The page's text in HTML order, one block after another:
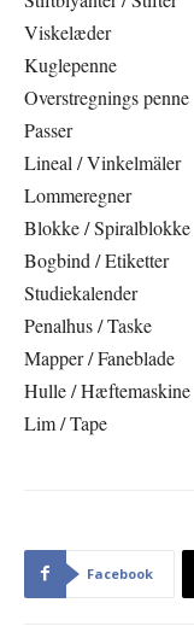
Viskelæder
Kuglepenne
Overstregnings penne
Passer
Lineal / Vinkelmäler
Lommeregner
Blokke / Spiralblokke
Bogbind / Etiketter
Studiekalender
Penalhus / Taske
Mapper / Faneblade
Hulle / Hæftemaskine
Lim / Tape
Facebook